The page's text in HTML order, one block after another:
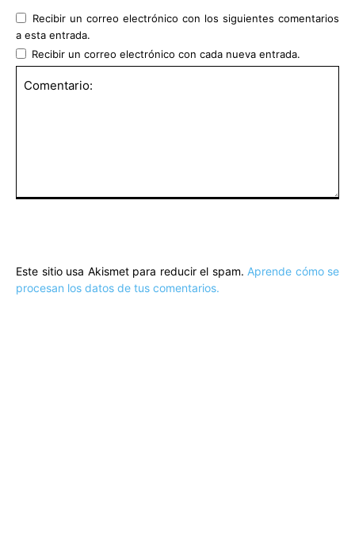
Recibir un correo electrónico con los siguientes comentarios
a esta entrada.
Recibir un correo electrónico con cada nueva entrada.
Este sitio usa Akismet para reducir el spam. Aprende cómo se
procesan los datos de tus comentarios.